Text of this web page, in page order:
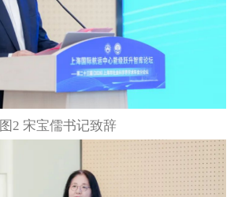
图2 宋宝儒书记致辞